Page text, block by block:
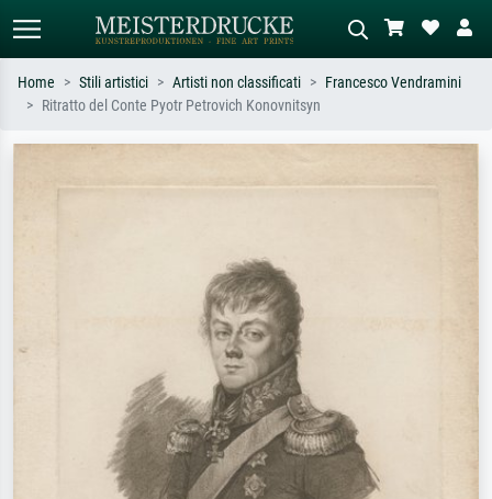
Monet, Notte stellata,
astratto con molto rosso, dipinto a
Home Stili artistici Artisti non classificati
Francesco Vendramini
Ritratto del Conte Pyotr Petrovich Konovnitsyn